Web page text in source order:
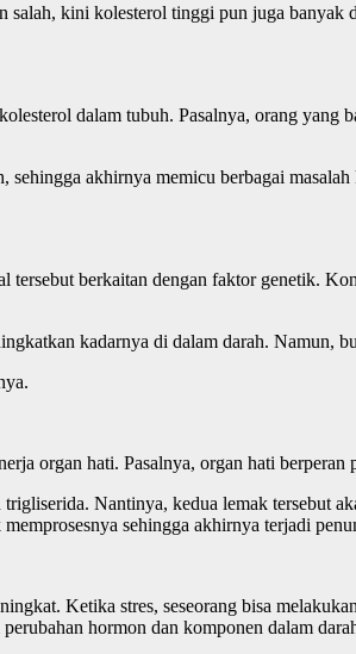
kini kolesterol tinggi pun juga
dalam tubuh. Pasalnya, orang yang
akhirnya memicu berbagai
berkaitan dengan faktor genetik.
kadarnya di dalam darah. Namun,
organ hati. Pasalnya, organ hati berperan
Nantinya, kedua lemak tersebut
sehingga akhirnya terjadi
Ketika stres, seseorang bisa
hormon dan komponen dalam